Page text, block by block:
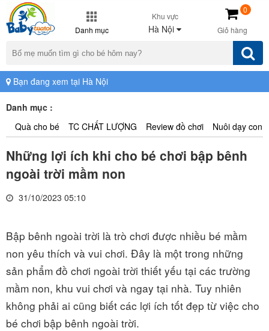
Danh mục
Khu vực
Hà Nội Giỏ hàng
0
Bạn đang xem tại Hà Nội
Danh mục :
Quà cho bé
TC CHẤT LƯỢNG Review đồ chơi Nuôi dạy con
Những lợi ích khi cho bé chơi bập bênh
ngoài trời mầm non
31/10/2023 05:10
Bập bênh ngoài trời là trò chơi được nhiều bé mầm
non yêu thích và vui chơi. Đây là một trong những
sản phẩm đồ chơi ngoài trời thiết yếu tại các trường
mầm non, khu vui chơi và ngay tại nhà. Tuy nhiên
không phải ai cũng biết các lợi ích tốt đẹp từ việc cho
bé chơi bập bênh ngoài trời.